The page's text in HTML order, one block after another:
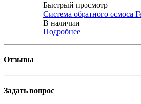
Быстрый просмотр
Система обратного осмоса
В наличии
Подробнее
Отзывы
Задать вопрос